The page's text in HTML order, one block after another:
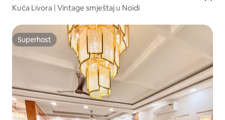
Kuća Livora | Vintage smještaj u Noidi
Superhost
Superhost